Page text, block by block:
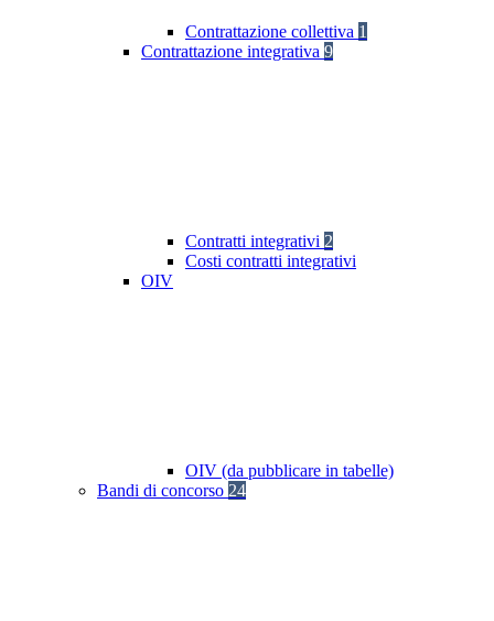
Contrattazione collettiva 1
Contrattazione integrativa 9
Contratti integrativi 2
Costi contratti integrativi
OIV
OIV (da pubblicare in tabelle)
Bandi di concorso 24